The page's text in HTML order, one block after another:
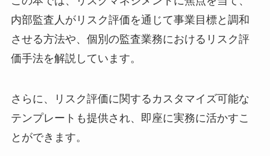
内部監査人がリスク評価を通じて事業目標と調和
させる方法や、個別の監査業務におけるリスク評
価手法を解説しています。
さらに、リスク評価に関するカスタマイズ可能な
テンプレートも提供され、即座に実務に活かすこ
とができます。